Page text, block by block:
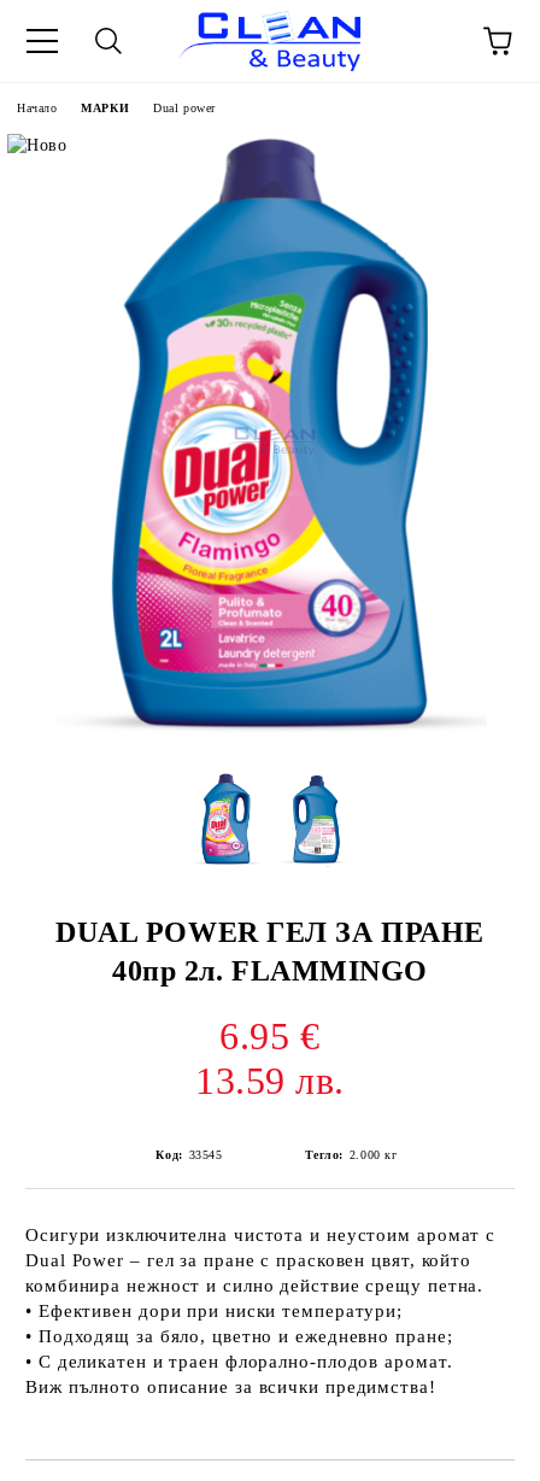
Начало МАРКИ Dual power
DUAL POWER ГЕЛ ЗА ПРАНЕ
40пр 2л. FLAMMINGO
6.95 €
13.59 лв.
Код: 33545 Тегло: 2.000 кг
Осигури изключителна чистота и неустоим аромат с
Dual Power – гел за пране с прасковен цвят, който
комбинира нежност и силно действие срещу петна.
• Ефективен дори при ниски температури;
• Подходящ за бяло, цветно и ежедневно пране;
• С деликатен и траен флорално-плодов аромат.
Виж пълното описание за всички предимства!